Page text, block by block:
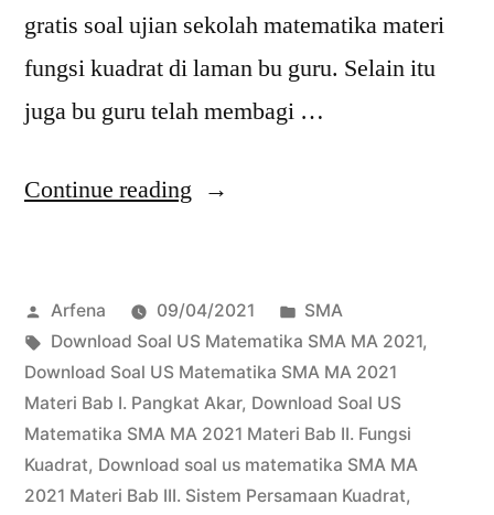
gratis soal ujian sekolah matematika materi
fungsi kuadrat di laman bu guru. Selain itu
juga bu guru telah membagi …
Continue reading “Download
Trigonometri
SMA
2021”
Posted
by
Arfena 09/04/2021
Posted
in
SMA
Tags:
Download Soal US Matematika SMA MA 2021,
Download Soal US Matematika SMA MA 2021
Materi Bab I. Pangkat Akar, Download Soal US
Matematika SMA MA 2021 Materi Bab II. Fungsi
Kuadrat, Download soal us matematika SMA MA
2021 Materi Bab III. Sistem Persamaan Kuadrat,